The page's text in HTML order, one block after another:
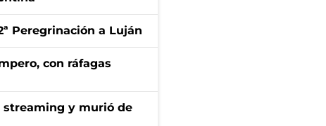
Peregrinación a Luján
con ráfagas
streaming y murió de